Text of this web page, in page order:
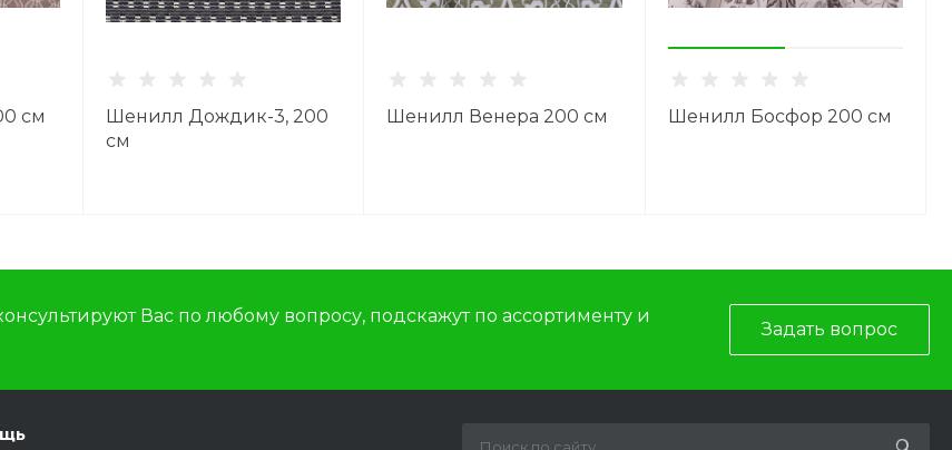
см
Шенилл Дождик-3, 200
см
Шенилл Венера 200 см Шенилл Босфор 200 см
Вас по любому вопросу, подскажут по ассортименту и
Задать вопрос